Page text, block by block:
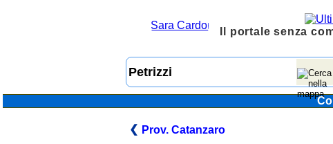
Il portale senza
Prov. Catanzaro